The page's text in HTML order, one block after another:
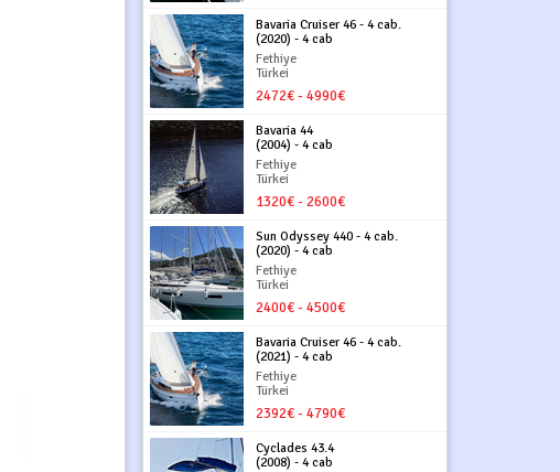
Bavaria Cruiser 46 - 4 cab.
(2020) - 4 cab
Fethiye
Türkei
2472€ - 4990€
Bavaria 44
(2004) - 4 cab
Fethiye
Türkei
1320€ - 2600€
Sun Odyssey 440 - 4 cab.
(2020) - 4 cab
Fethiye
Türkei
2400€ - 4500€
Bavaria Cruiser 46 - 4 cab.
(2021) - 4 cab
Fethiye
Türkei
2392€ - 4790€
Cyclades 43.4
(2008) - 4 cab